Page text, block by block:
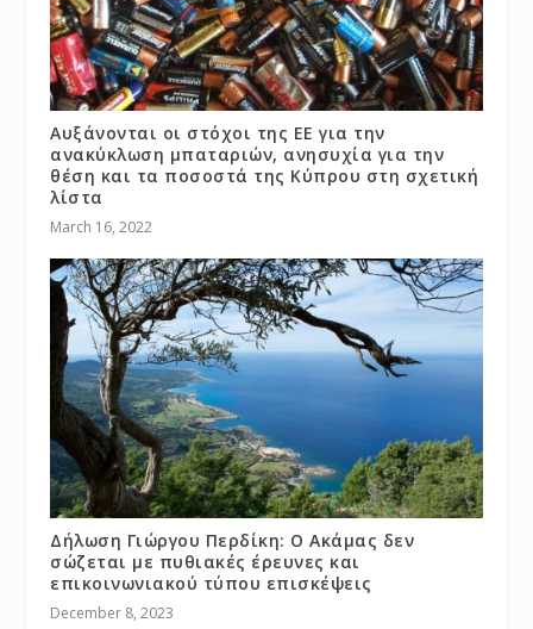
Αυξάνονται οι στόχοι της ΕΕ για την
ανακύκλωση μπαταριών, ανησυχία για την
θέση και τα ποσοστά της Κύπρου στη σχετική
λίστα
March 16, 2022
Δήλωση Γιώργου Περδίκη: Ο Ακάμας δεν
σώζεται με πυθιακές έρευνες και
επικοινωνιακού τύπου επισκέψεις
December 8, 2023